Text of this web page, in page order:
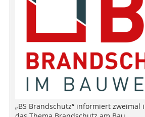
„BS Brandschutz“ informiert zweimal